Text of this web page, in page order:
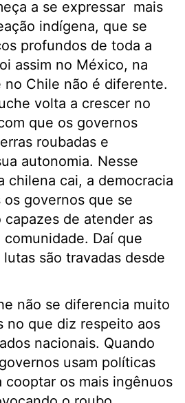
a se expressar mais
indígena, que se
profundos de toda a
assim no México, na
no Chile não é diferente.
volta a crescer no
que os governos
roubadas e
autonomia. Nesse
chilena cai, a democracia
governos que se
capazes de atender as
Daí que
são travadas desde
não se diferencia muito
no que diz respeito aos
nacionais. Quando
usam políticas
cooptar os mais ingênuos